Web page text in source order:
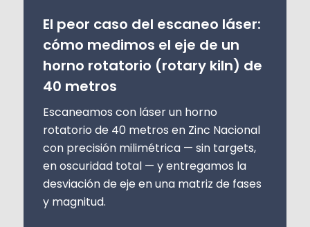
El peor caso del escaneo láser:
cómo medimos el eje de un
horno rotatorio (rotary kiln) de
40 metros
Escaneamos con láser un horno
rotatorio de 40 metros en Zinc Nacional
con precisión milimétrica — sin targets,
en oscuridad total — y entregamos la
desviación de eje en una matriz de fases
y magnitud.